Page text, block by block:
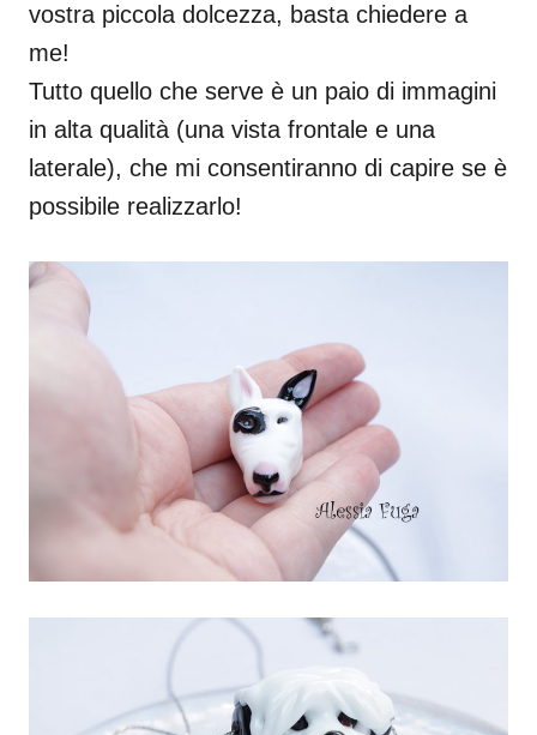
vostra piccola dolcezza, basta chiedere a
me!
Tutto quello che serve è un paio di immagini
in alta qualità (una vista frontale e una
laterale), che mi consentiranno di capire se è
possibile realizzarlo!